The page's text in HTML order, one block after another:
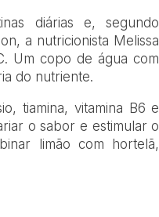
diárias e, segundo
a nutricionista Melissa
Um copo de água com
do nutriente.
tiamina, vitamina B6 e
o sabor e estimular o
limão com hortelã,